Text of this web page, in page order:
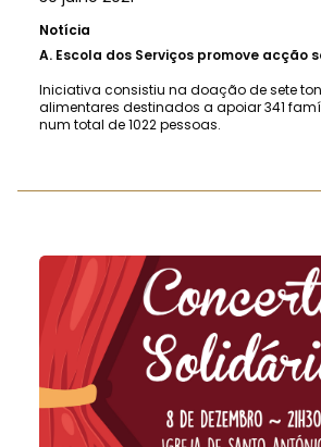
Notícia
A. Escola dos Serviços promove acção
Iniciativa consistiu na doação de sete
alimentares destinados a apoiar 341
num total de 1022 pessoas.